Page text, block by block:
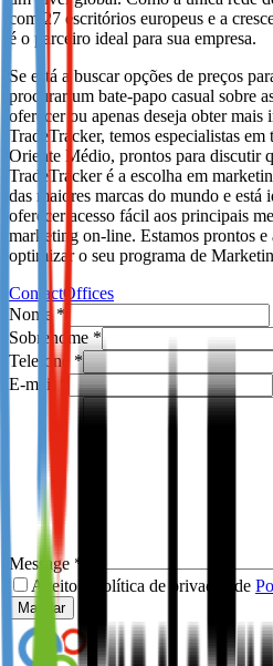
Not already our Publisher?
Sign up here
com 27 escritórios europeus e a
é o parceiro ideal para sua empresa.
Se está a buscar opções de preços
procurar um bate-papo casual sobre
oferecer ou apenas deseja obter mais
TradeTracker, temos especialistas
Oriente Médio, prontos para discutir
TradeTracker é a escolha em
das maiores marcas do mundo e está
oferecer acesso fácil aos principais
marketing on-line. Estamos prontos e
optimizar o seu programa de
ContactOffices
Nome *
Sobrenome *
Telefone
*
E-mail *
Message *
Aceito a política de privacidade
Mandar